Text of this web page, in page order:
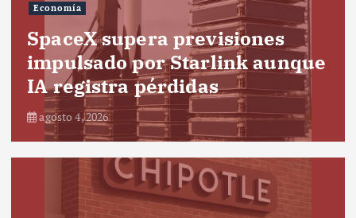
Economía
SpaceX supera previsiones
impulsado por Starlink aunque
IA registra pérdidas
agosto 4, 2026